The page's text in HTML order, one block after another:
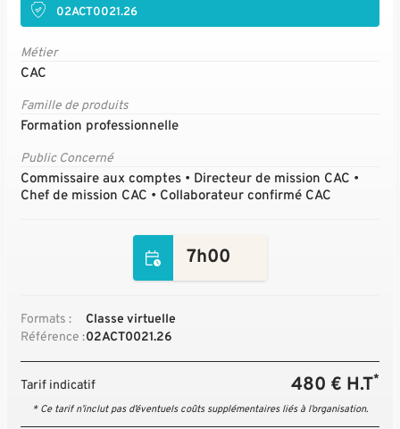
02ACT0021.26
Métier
CAC
Famille de produits
Formation professionnelle
Public Concerné
Commissaire aux comptes • Directeur de mission CAC •
Chef de mission CAC • Collaborateur confirmé CAC
7h00
Formats :
Classe virtuelle
Référence :02ACT0021.26
Tarif indicatif 480 € H.T*
* Ce tarif n’inclut pas d’éventuels coûts supplémentaires liés à l’organisation.